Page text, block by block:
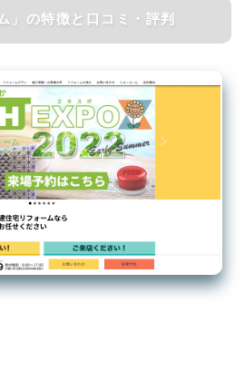
ム」の特徴と口コミ・評判